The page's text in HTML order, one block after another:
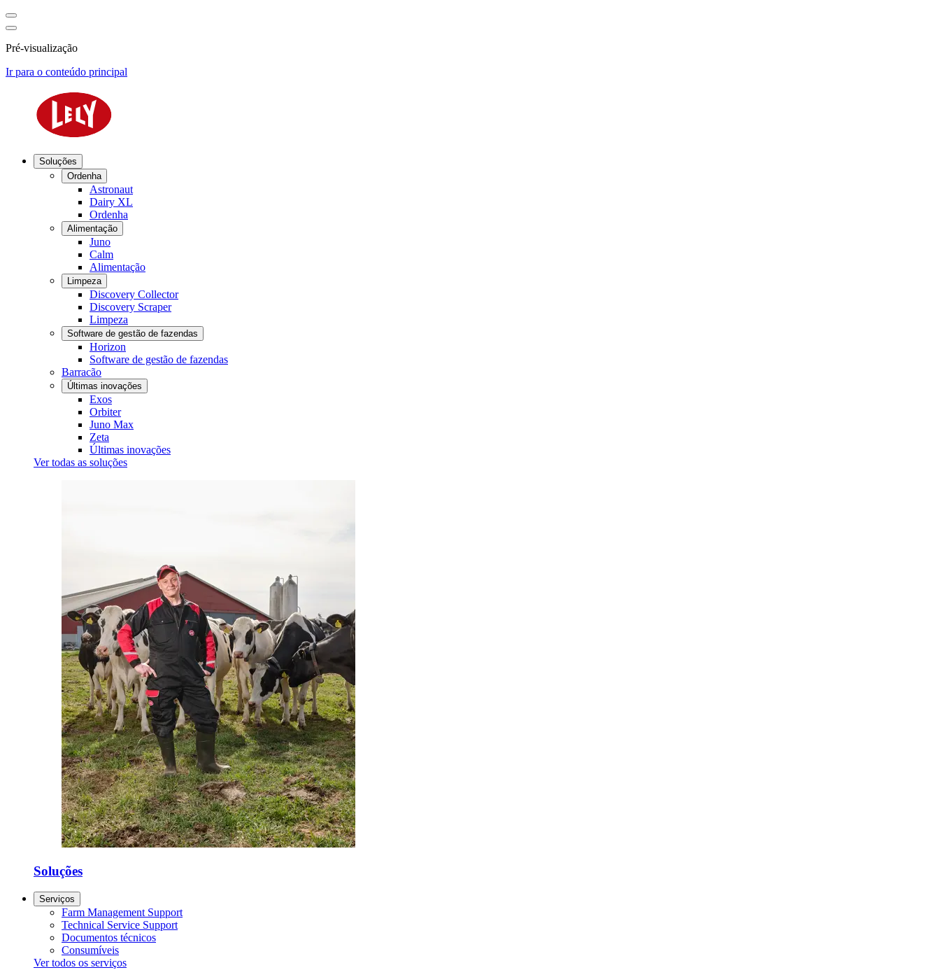
Pré-visualização
Ir para o conteúdo principal
Soluções
Ordenha
Astronaut
Dairy XL
Ordenha
Alimentação
Juno
Calm
Alimentação
Limpeza
Discovery Collector
Discovery Scraper
Limpeza
Software de gestão de fazendas
Horizon
Software de gestão de fazendas
Barracão
Últimas inovações
Exos
Orbiter
Juno Max
Zeta
Últimas inovações
Ver todas as soluções
Soluções
Serviços
Farm Management Support
Technical Service Support
Documentos técnicos
Consumíveis
Ver todos os serviços